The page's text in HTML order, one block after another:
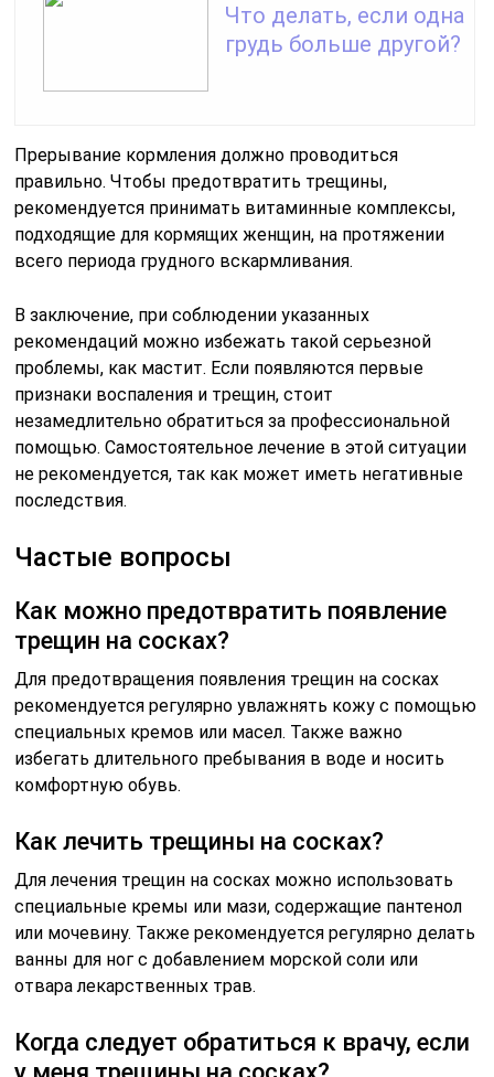
Что делать, если одна
грудь больше другой?
Прерывание кормления должно проводиться
правильно. Чтобы предотвратить трещины,
рекомендуется принимать витаминные комплексы,
подходящие для кормящих женщин, на протяжении
всего периода грудного вскармливания.
В заключение, при соблюдении указанных
рекомендаций можно избежать такой серьезной
проблемы, как мастит. Если появляются первые
признаки воспаления и трещин, стоит
незамедлительно обратиться за профессиональной
помощью. Самостоятельное лечение в этой ситуации
не рекомендуется, так как может иметь негативные
последствия.
Частые вопросы
Как можно предотвратить появление
трещин на сосках?
Для предотвращения появления трещин на сосках
рекомендуется регулярно увлажнять кожу с помощью
специальных кремов или масел. Также важно
избегать длительного пребывания в воде и носить
комфортную обувь.
Как лечить трещины на сосках?
Для лечения трещин на сосках можно использовать
специальные кремы или мази, содержащие пантенол
или мочевину. Также рекомендуется регулярно делать
ванны для ног с добавлением морской соли или
отвара лекарственных трав.
Когда следует обратиться к врачу, если